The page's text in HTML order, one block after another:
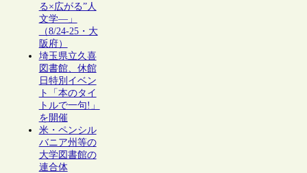
る×広がる”人
文学―」
（8/24-25・大
阪府）
埼玉県立久喜
図書館、休館
日特別イベン
ト「本のタイ
トルで一句!」
を開催
米・ペンシル
バニア州等の
大学図書館の
連合体